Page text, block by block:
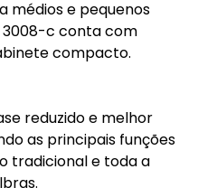
médios e pequenos
3008-c conta com
compacto.
reduzido e melhor
as principais funções
tradicional e toda a